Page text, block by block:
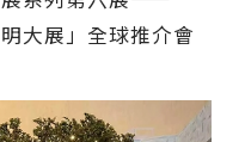
大展」全球推介會